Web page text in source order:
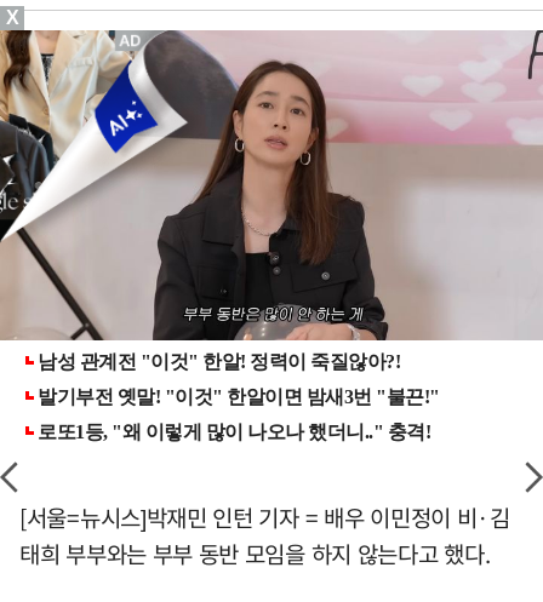
[서울=뉴시스]박재민 인턴 기자 = 배우 이민정이 비·김
태희 부부와는 부부 동반 모임을 하지 않는다고 했다.
X